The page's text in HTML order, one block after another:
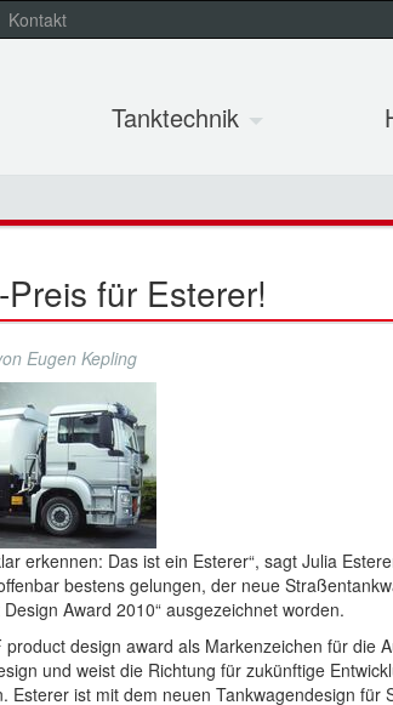
Kontakt
Tanktechnik
für Esterer!
Eugen Kepling
erkennen: Das ist ein Esterer“, sagt Julia
bestens gelungen, der neue
Award 2010“ ausgezeichnet worden.
design award als Markenzeichen für die
und weist die Richtung für zukünftige
Esterer ist mit dem neuen Tankwagendesign